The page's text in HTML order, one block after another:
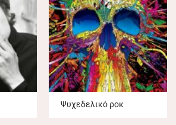
Ψυχεδελικό ροκ